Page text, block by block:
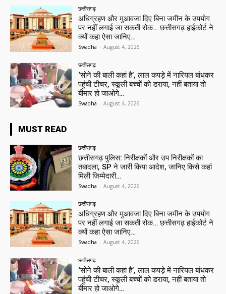
छत्तीसगढ़
अधिग्रहण और मुआवजा दिए बिना जमीन के उपयोग
पर नहीं लगाई जा सकती रोक… छत्तीसगढ़ हाईकोर्ट ने
क्यों कहा ऐसा जानिए…
Swadha - August 4, 2026
छत्तीसगढ़
‘सोने की बाली कहां है’, लाल कपड़े में नारियल बांधकर
पहुंची टीचर, स्कूली बच्चों को डराया, नहीं बताया तो
बीमार हो जाओगे…
Swadha - August 4, 2026
MUST READ
छत्तीसगढ़
छत्तीसगढ़ पुलिस: निरीक्षकों और उप निरीक्षकों का
तबादला, SP ने जारी किया आदेश, जानिए किसे कहां
मिली जिम्मेदारी…
Swadha - August 4, 2026
छत्तीसगढ़
अधिग्रहण और मुआवजा दिए बिना जमीन के उपयोग
पर नहीं लगाई जा सकती रोक… छत्तीसगढ़ हाईकोर्ट ने
क्यों कहा ऐसा जानिए…
Swadha - August 4, 2026
छत्तीसगढ़
‘सोने की बाली कहां है’, लाल कपड़े में नारियल बांधकर
पहुंची टीचर, स्कूली बच्चों को डराया, नहीं बताया तो
बीमार हो जाओगे…